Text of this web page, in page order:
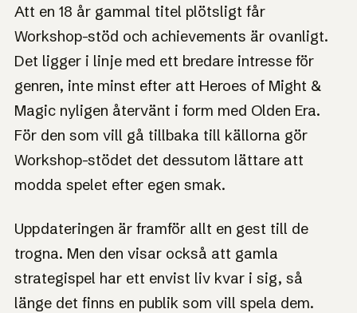
Att en 18 år gammal titel plötsligt får
Workshop-stöd och achievements är ovanligt.
Det ligger i linje med ett bredare intresse för
genren, inte minst efter att Heroes of Might &
Magic nyligen återvänt i form med Olden Era.
För den som vill gå tillbaka till källorna gör
Workshop-stödet det dessutom lättare att
modda spelet efter egen smak.
Uppdateringen är framför allt en gest till de
trogna. Men den visar också att gamla
strategispel har ett envist liv kvar i sig, så
länge det finns en publik som vill spela dem.